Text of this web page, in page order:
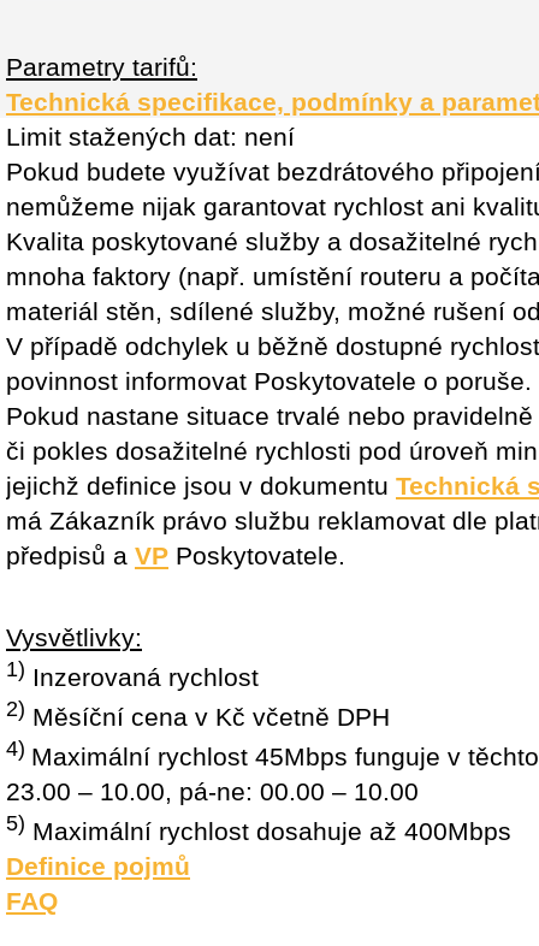
Parametry tarifů:
Technická specifikace, podmínky a
Limit stažených dat: není
Pokud budete využívat bezdrátového
nemůžeme nijak garantovat rychlost ani
Kvalita poskytované služby a dosažitelné
mnoha faktory (např. umístění routeru a
materiál stěn, sdílené služby, možné rušení
V případě odchylek u běžně dostupné
povinnost informovat Poskytovatele o poruše.
Pokud nastane situace trvalé nebo
či pokles dosažitelné rychlosti pod úroveň
jejichž definice jsou v dokumentu Technická
má Zákazník právo službu reklamovat dle
předpisů a VP Poskytovatele.
Vysvětlivky:
1) Inzerovaná rychlost
2) Měsíční cena v Kč včetně DPH
4) Maximální rychlost 45Mbps funguje v
23.00 – 10.00, pá-ne: 00.00 – 10.00
5) Maximální rychlost dosahuje až 400Mbps
Definice pojmů
FAQ